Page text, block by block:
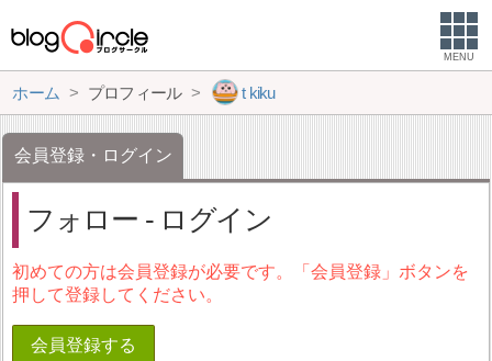
MENU
ホーム プロフィール t kiku
会員登録・ログイン
フォロー - ログイン
初めての方は会員登録が必要です。「会員登録」ボタンを
押して登録してください。
会員登録する